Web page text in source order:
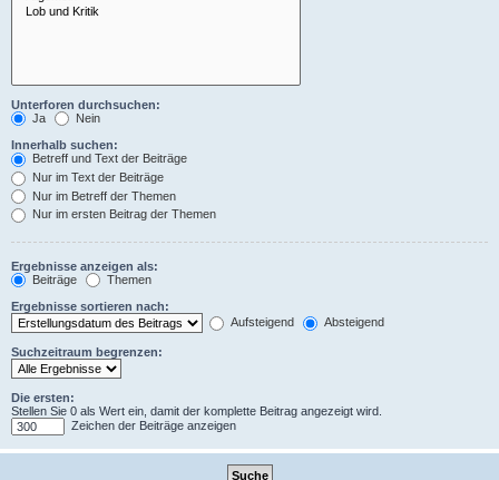
Unterforen durchsuchen:
Ja
Nein
Innerhalb suchen:
Betreff und Text der Beiträge
Nur im Text der Beiträge
Nur im Betreff der Themen
Nur im ersten Beitrag der Themen
Ergebnisse anzeigen als:
Beiträge
Themen
Ergebnisse sortieren nach:
Aufsteigend
Absteigend
Suchzeitraum begrenzen:
Die ersten:
Stellen Sie 0 als Wert ein, damit der komplette Beitrag angezeigt wird.
Zeichen der Beiträge anzeigen